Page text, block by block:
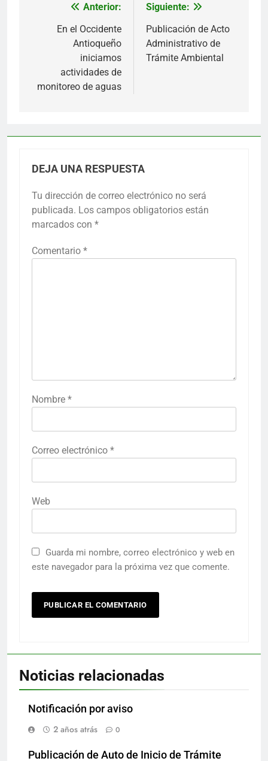
Navegación
entradas
Anterior:
En el Occidente
Antioqueño
iniciamos
actividades de
monitoreo de aguas
Siguiente:
Publicación de Acto
Administrativo de
Trámite Ambiental
DEJA UNA RESPUESTA
Tu dirección de correo electrónico no será
publicada. Los campos obligatorios están
marcados con *
Comentario *
Nombre *
Correo electrónico *
Web
Guarda mi nombre, correo electrónico y web en
este navegador para la próxima vez que comente.
Noticias relacionadas
Notificación por aviso
2 años atrás
0
Publicación de Auto de Inicio de Trámite